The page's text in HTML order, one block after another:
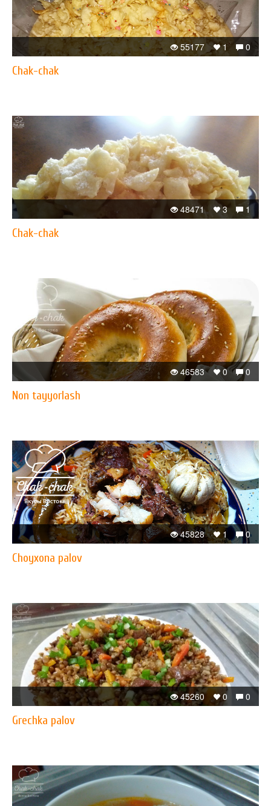
0
1
55177
Chak-chak
1
3
48471
Chak-chak
0
0
46583
Non tayyorlash
0
1
45828
Choyxona palov
0
0
45260
​Grechka palov